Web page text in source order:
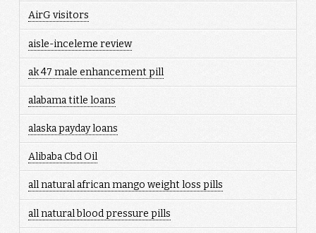
AirG visitors
aisle-inceleme review
ak 47 male enhancement pill
alabama title loans
alaska payday loans
Alibaba Cbd Oil
all natural african mango weight loss pills
all natural blood pressure pills